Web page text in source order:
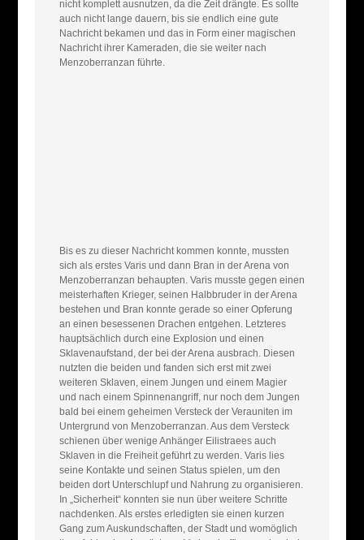
nicht komplett ausnutzen, da die Zeit drängte. Es sollte
auch nicht lange dauern, bis sie endlich eine gute
Nachricht bekamen und das in Form einer magischen
Nachricht ihrer Kameraden, die sie weiter nach
Menzoberranzan führte.
Bis es zu dieser Nachricht kommen konnte, mussten
sich als erstes Varis und dann Bran in der Arena von
Menzoberranzan behaupten. Varis musste gegen einen
meisterhaften Krieger, seinen Halbbruder in der Arena
bestehen und Bran konnte gerade so einer Opferung
an einen besessenen Drachen entgehen. Letzteres
hauptsächlich durch eine Explosion und einen
Sklavenaufstand, der bei der Arena ausbrach. Diesen
nutzten die beiden und fanden sich erst mit zwei
weiteren Sklaven, einem Jungen und einem Magier
und nach einem Spinnenangriff, nur noch dem Jungen
bald bei einem geheimen Versteck der Verauniten im
Untergrund von Menzoberranzan. Aus dem Versteck
schienen über wenige Anhänger Eilistraees auch
Sklaven in die Freiheit geführt zu werden. Varis lies
seine Kontakte und seinen Status spielen, um den
beiden dort Unterschlupf und Nahrung zu organisieren.
In „Sicherheit“ konnten sie nun über weitere Schritte
nachdenken. Als erstes erledigten sie einen kurzen
Gang zum Auskundschaften, der Stadt und womöglich